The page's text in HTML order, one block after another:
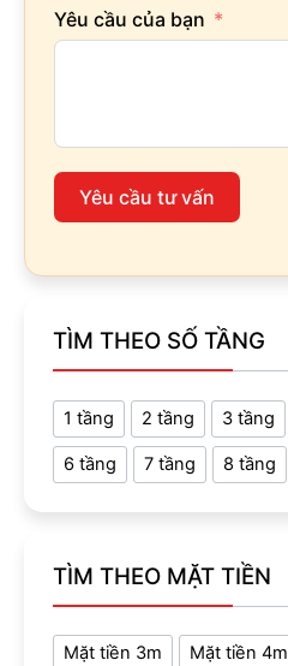
Yêu cầu của bạn
Yêu cầu tư vấn
TÌM THEO SỐ TẦNG
1 tầng 2 tầng 3 tầng
6 tầng 7 tầng 8 tầng
TÌM THEO MẶT TIỀN
Mặt tiền 3m Mặt tiền 4m